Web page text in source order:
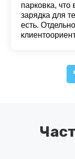
парковка,
зарядка для
есть.